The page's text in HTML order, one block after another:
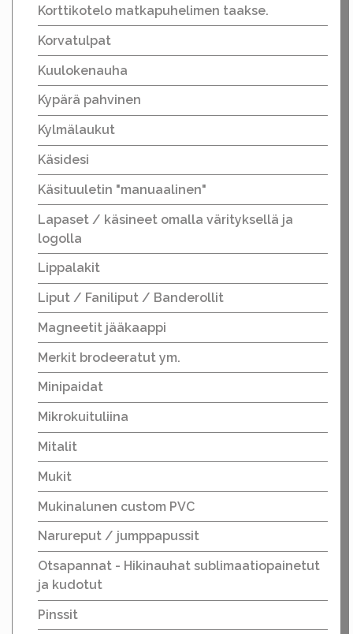
Korttikotelo matkapuhelimen taakse.
Korvatulpat
Kuulokenauha
Kypärä pahvinen
Kylmälaukut
Käsidesi
Käsituuletin "manuaalinen"
Lapaset / käsineet omalla värityksellä ja
logolla
Lippalakit
Liput / Faniliput / Banderollit
Magneetit jääkaappi
Merkit brodeeratut ym.
Minipaidat
Mikrokuituliina
Mitalit
Mukit
Mukinalunen custom PVC
Narureput / jumppapussit
Otsapannat - Hikinauhat sublimaatiopainetut
ja kudotut
Pinssit